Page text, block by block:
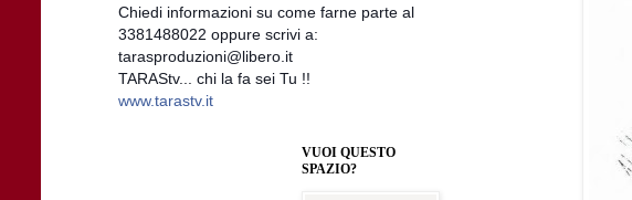
Chiedi informazioni su come farne parte al
3381488022 oppure scrivi a:
tarasproduzioni@libero.it
TARAStv... chi la fa sei Tu !!
www.tarastv.it
VUOI QUESTO
SPAZIO?